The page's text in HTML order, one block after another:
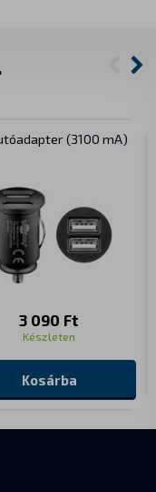
(3100 mA)
3 090 Ft
Készleten
Kosárba